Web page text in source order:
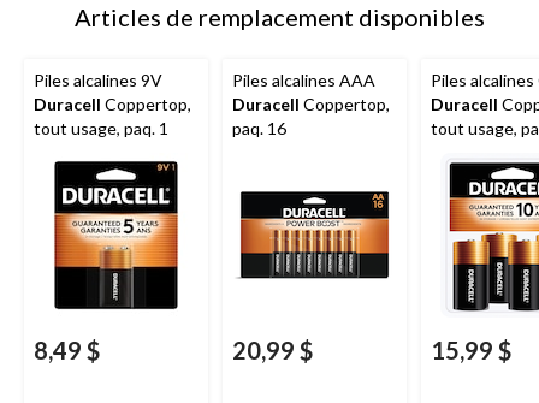
Articles de remplacement disponibles
Piles alcalines 9V
Duracell Coppertop,
tout usage, paq. 1
8,49 $
Piles alcalines AAA
Duracell Coppertop,
paq. 16
20,99 $
Piles alcalines
Duracell
tout usage,
15,99 $